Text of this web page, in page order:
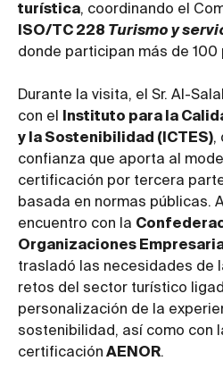
turística, coordinando el
ISO/TC 228 Turismo y
donde participan más de 100
Durante la visita, el Sr. Al-
con el
Instituto para la
y la Sostenibilidad (ICTES),
confianza que aporta al
certificación por tercera
basada en normas públicas.
encuentro con la
Organizaciones
trasladó las necesidades de
retos del sector turístico
personalización de la
sostenibilidad, así como con
certificación AENOR.